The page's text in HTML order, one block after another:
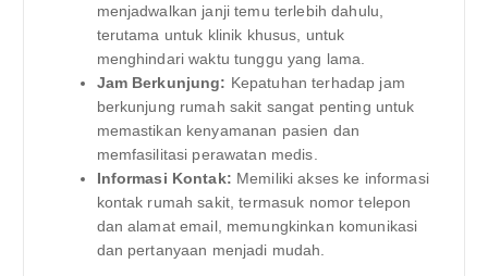
menjadwalkan janji temu terlebih dahulu,
terutama untuk klinik khusus, untuk
menghindari waktu tunggu yang lama.
Jam Berkunjung: Kepatuhan terhadap jam
berkunjung rumah sakit sangat penting untuk
memastikan kenyamanan pasien dan
memfasilitasi perawatan medis.
Informasi Kontak: Memiliki akses ke informasi
kontak rumah sakit, termasuk nomor telepon
dan alamat email, memungkinkan komunikasi
dan pertanyaan menjadi mudah.